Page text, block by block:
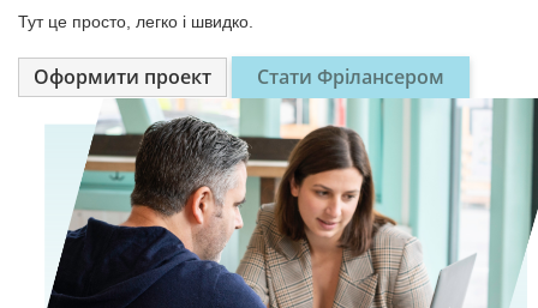
Тут це просто, легко і швидко.
Оформити проект Стати Фрілансером